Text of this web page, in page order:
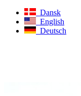
Dansk
English
Deutsch